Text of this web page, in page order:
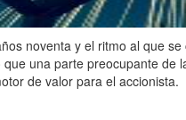
noventa y el ritmo al que
una parte preocupante
de valor para el accionista.